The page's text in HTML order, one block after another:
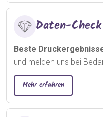
Daten-
Beste
und melden uns bei
Mehr erfahren